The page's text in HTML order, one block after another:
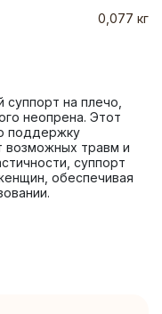
0,077 кг
суппорт на плечо,
неопрена. Этот
поддержку
возможных травм и
суппорт
обеспечивая